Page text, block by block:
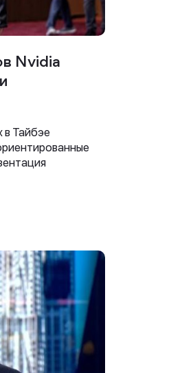
Nvidia
в Тайбэе